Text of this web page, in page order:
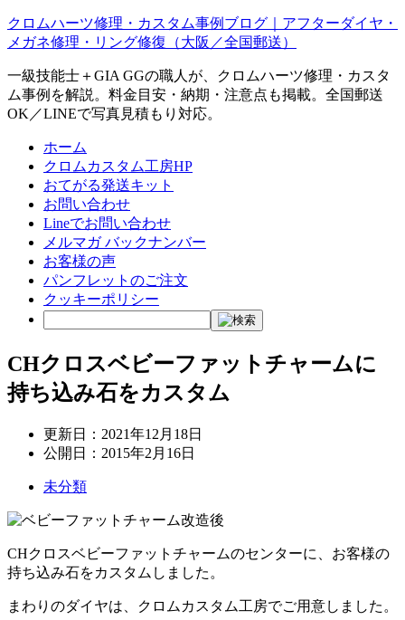
クロムハーツ修理・カスタム事例ブログ｜アフターダイヤ・
メガネ修理・リング修復（大阪／全国郵送）
一級技能士＋GIA GGの職人が、クロムハーツ修理・カスタ
ム事例を解説。料金目安・納期・注意点も掲載。全国郵送
OK／LINEで写真見積もり対応。
ホーム
クロムカスタム工房HP
おてがる発送キット
お問い合わせ
Lineでお問い合わせ
メルマガ バックナンバー
お客様の声
パンフレットのご注文
クッキーポリシー
CHクロスベビーファットチャームに
持ち込み石をカスタム
更新日： 2021年12月18日
公開日： 2015年2月16日
未分類
CHクロスベビーファットチャームのセンターに、お客様の
持ち込み石をカスタムしました。
まわりのダイヤは、クロムカスタム工房でご用意しました。